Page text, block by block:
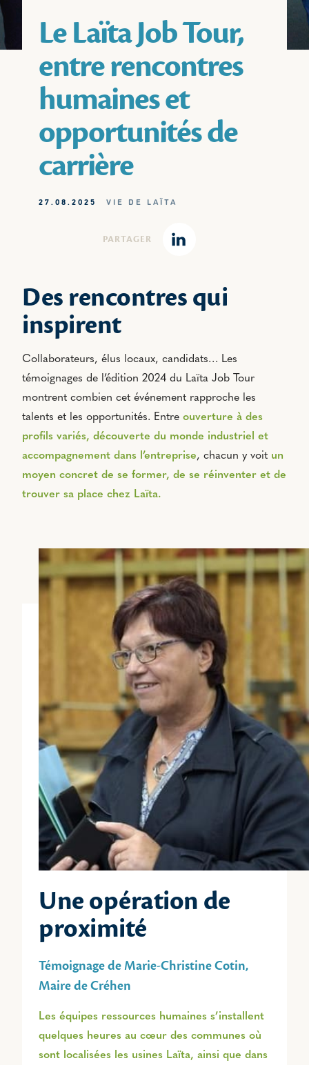
Le Laïta Job Tour,
entre rencontres
humaines et
opportunités de
carrière
27.08.2025 VIE DE LAÏTA
PARTAGER
Linkedin
Des rencontres qui
inspirent
Collaborateurs, élus locaux, candidats… Les
témoignages de l’édition 2024 du Laïta Job Tour
montrent combien cet événement rapproche les
talents et les opportunités. Entre ouverture à des
profils variés, découverte du monde industriel et
accompagnement dans l’entreprise, chacun y voit un
moyen concret de se former, de se réinventer et de
trouver sa place chez Laïta.
Une opération de
proximité
Témoignage de Marie-Christine Cotin,
Maire de Créhen
Les équipes ressources humaines s’installent
quelques heures au cœur des communes où
sont localisées les usines Laïta, ainsi que dans